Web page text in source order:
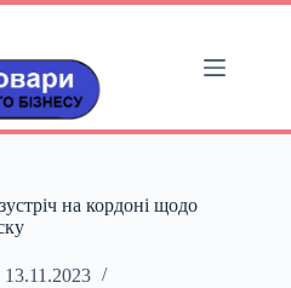
на кордоні щодо
13.11.2023